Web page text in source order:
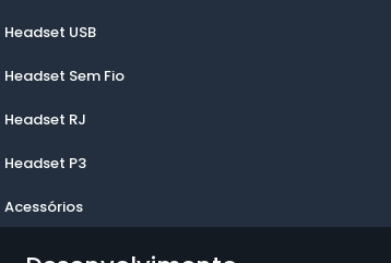
Headset USB
Headset Sem Fio
Headset RJ
Headset P3
Acessórios